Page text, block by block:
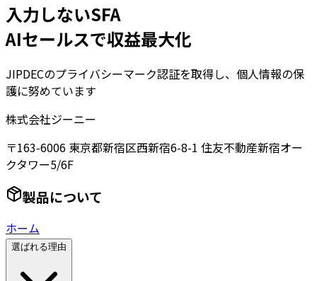
入力しないSFA
AIセールスで収益最大化
JIPDECのプライバシーマーク認証を取得し、個人情報の保
護に努めています
株式会社ジーニー
〒163-6006 東京都新宿区西新宿6-8-1 住友不動産新宿オー
クタワー5/6F
製品について
ホーム
選ばれる理由